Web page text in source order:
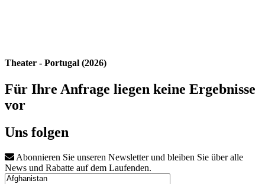
Theater - Portugal (2026)
Für Ihre Anfrage liegen keine Ergebnisse
vor
Uns folgen
Abonnieren Sie unseren Newsletter und bleiben Sie über alle
News und Rabatte auf dem Laufenden.